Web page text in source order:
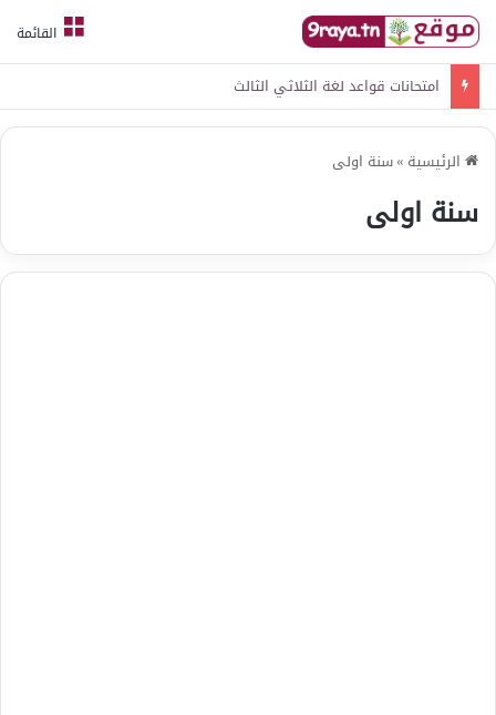
القائمة
امتحانات قواعد لغة الثلاثي الثالث
الرئيسية »سنة اولى
سنة اولى